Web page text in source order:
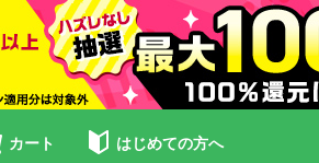
カート はじめての方へ